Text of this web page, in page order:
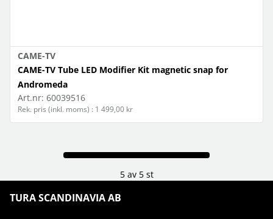
CAME-TV
CAME-TV Tube LED Modifier Kit magnetic snap for
Andromeda
Art.nr: 60039516
Rek. pris (inkl. moms) : 1 499,00 kr
5 av 5 st
TURA SCANDINAVIA AB